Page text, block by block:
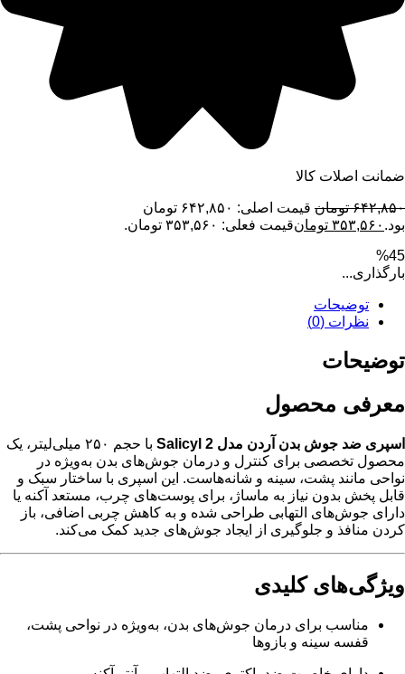
ضمانت اصلات کالا
۶۴۲,۸۵۰ تومان
قیمت اصلی: ۶۴۲,۸۵۰ تومان
بود. ۳۵۳,۵۶۰ تومانقیمت فعلی: ۳۵۳,۵۶۰ تومان.
%45
بارگذاری...
توضیحات
نظرات (0)
توضیحات
معرفی محصول
اسپری ضد جوش بدن آردن مدل Salicyl 2
با حجم ۲۵۰ میلی‌لیتر، یک
محصول تخصصی برای کنترل و درمان جوش‌های بدن به‌ویژه در
نواحی مانند پشت، سینه و شانه‌هاست. این اسپری با ساختار سبک و
قابل پخش بدون نیاز به ماساژ، برای پوست‌های چرب، مستعد آکنه یا
دارای جوش‌های التهابی طراحی شده و به کاهش چربی اضافی، باز
کردن منافذ و جلوگیری از ایجاد جوش‌های جدید کمک می‌کند.
ویژگی‌های کلیدی
مناسب برای درمان جوش‌های بدن، به‌ویژه در نواحی پشت،
قفسه سینه و بازوها